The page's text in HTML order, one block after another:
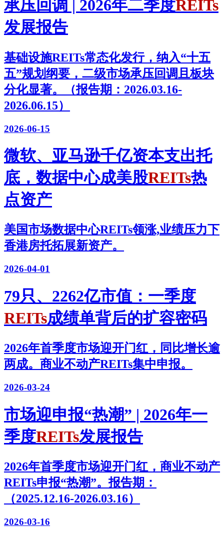
承压回调 | 2026年二季度REITs
发展报告
基础设施REITs常态化发行，纳入“十五
五”规划纲要，二级市场承压回调且板块
分化显著。（报告期：2026.03.16-
2026.06.15）
2026-06-15
微软、亚马逊千亿资本支出托
底，数据中心成美股REITs热
点资产
美国市场数据中心REITs领涨,业绩压力下
香港房托拓展新资产。
2026-04-01
79只、2262亿市值：一季度
REITs成绩单背后的扩容密码
2026年首季度市场迎开门红，同比增长逾
两成。商业不动产REITs集中申报。
2026-03-24
市场迎申报“热潮” | 2026年一
季度REITs发展报告
2026年首季度市场迎开门红，商业不动产
REITs申报“热潮”。报告期：
（2025.12.16-2026.03.16）
2026-03-16